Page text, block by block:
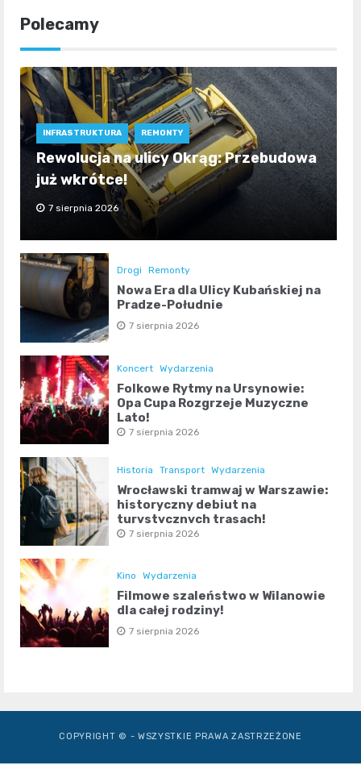
Polecamy
INFRASTRUKTURA REMONTY
Rewolucja na ulicy Okrąg: Przebudowa
już wkrótce!
7 sierpnia 2026
Drogi Remonty
Nowa Era dla Ulicy Kubańskiej na
Pradze-Południe
7 sierpnia 2026
Koncert Wydarzenia
Folkowe Rytmy na Ursynowie:
Opa Cupa Rozgrzeje Muzyczne
Lato!
7 sierpnia 2026
Historia Transport Wydarzenia
Wrocławski tramwaj w Warszawie:
historyczny debiut na
turystycznych trasach!
7 sierpnia 2026
Kino Wydarzenia
Filmowe szaleństwo w Wilanowie
dla całej rodziny!
7 sierpnia 2026
COPYRIGHT © - WSZYSTKIE PRAWA ZASTRZEŻONE